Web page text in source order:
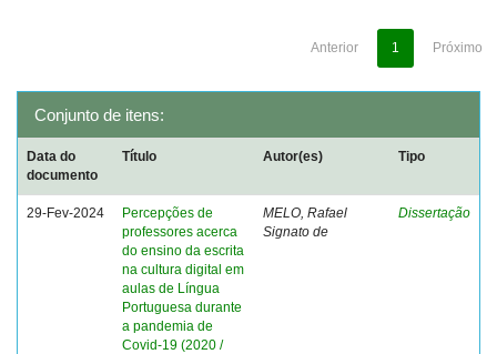
Anterior 1 Próximo
Conjunto de itens:
Data do
documento
Título Autor(es) Tipo
29-Fev-2024
Percepções de
professores acerca
do ensino da escrita
na cultura digital em
aulas de Língua
Portuguesa durante
a pandemia de
Covid-19 (2020 /
MELO, Rafael
Signato de
Dissertação